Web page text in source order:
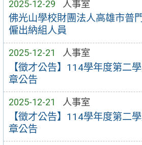
2025-12-29 人事室
佛光山學校財團法人高雄市普
僱出納組人員
2025-12-21 人事室
【徵才公告】114學年度第二
章公告
2025-12-21 人事室
【徵才公告】114學年度第二
章公告